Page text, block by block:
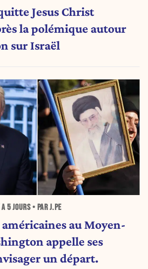
Jesus Christ
la polémique autour
sur Israël
5 JOURS• PAR J.PE
américaines au Moyen-
appelle ses
un départ.